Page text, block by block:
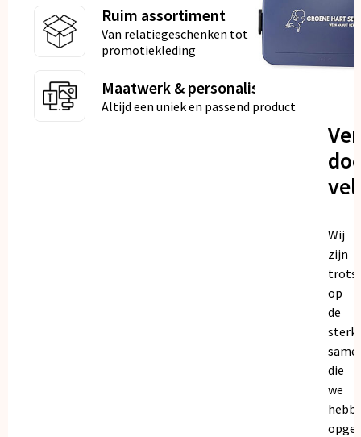
Ruim assortiment
Van relatiegeschenken tot
promotiekleding
Maatwerk & personalisatie
Altijd een uniek en passend product
Wij
zijn
trots
op
de
die
we